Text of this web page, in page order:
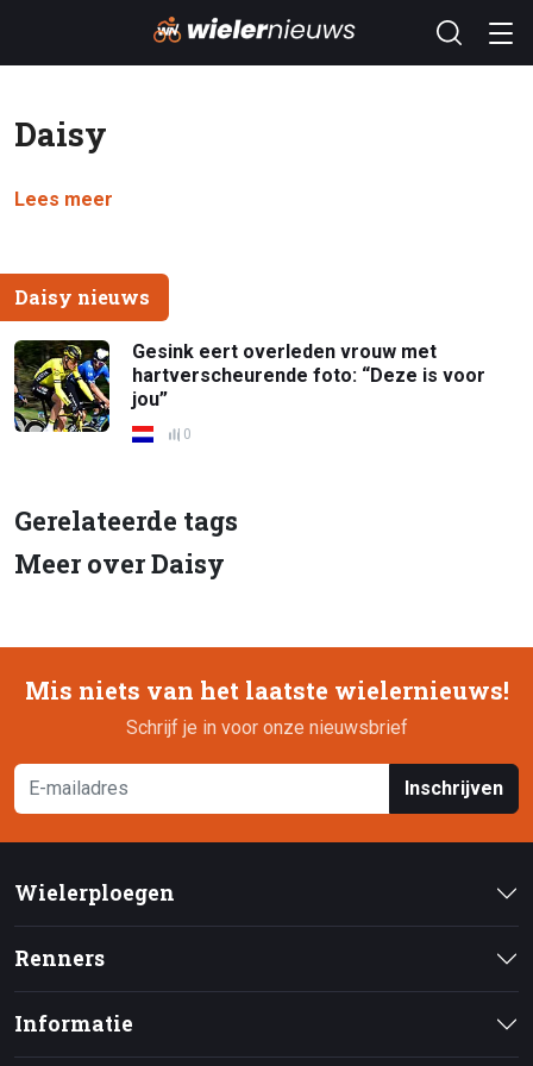
Daisy
Lees meer
Daisy nieuws
Gesink eert overleden vrouw met
hartverscheurende foto: “Deze is voor
jou”
0
Gerelateerde tags
Meer over Daisy
Mis niets van het laatste wielernieuws!
Schrijf je in voor onze nieuwsbrief
Inschrijven
Wielerploegen
Renners
Informatie